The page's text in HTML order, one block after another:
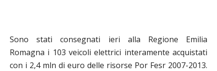
Sono stati consegnati ieri alla Regione Emilia
Romagna i 103 veicoli elettrici interamente acquistati
con i 2,4 mln di euro delle risorse Por Fesr 2007-2013.